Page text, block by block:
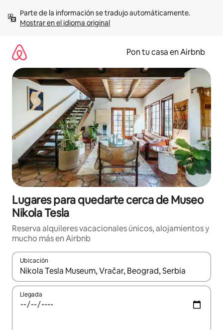
contenidoMostrar en el idioma original
Pon tu casa en Airbnb
Lugares para quedarte cerca de Museo
Nikola Tesla
Reserva alquileres vacacionales únicos, alojamientos y
mucho más en Airbnb
Ubicación
Cuando los resultados estén disponibles, navega con las
Llegada